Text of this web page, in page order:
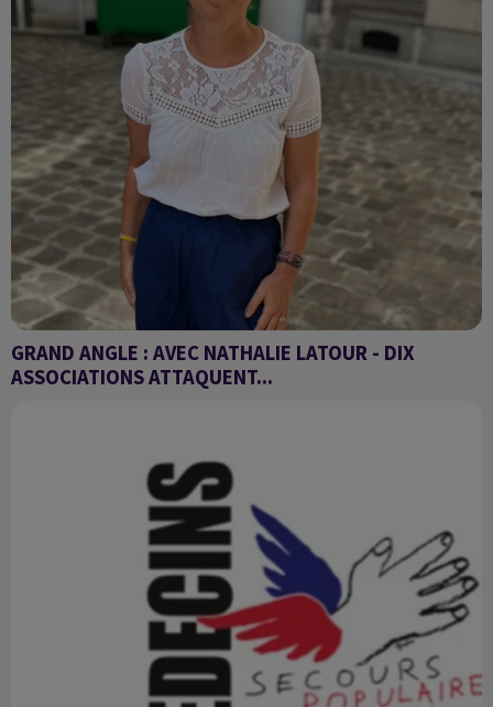
GRAND ANGLE : AVEC NATHALIE LATOUR - DIX
ASSOCIATIONS ATTAQUENT...